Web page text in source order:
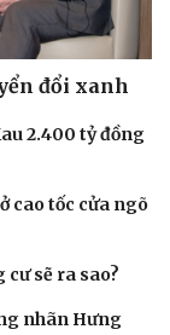
đổi xanh
2.400 tỷ đồng
cao tốc cửa ngõ
cư sẽ ra sao?
nhãn Hưng